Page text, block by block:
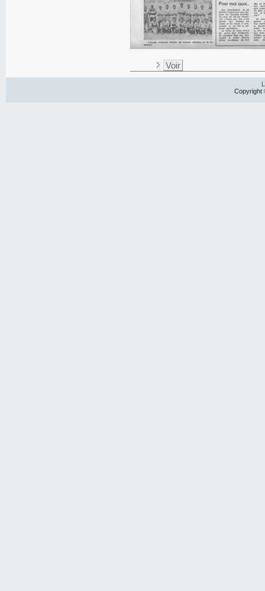
Voir
Copyright